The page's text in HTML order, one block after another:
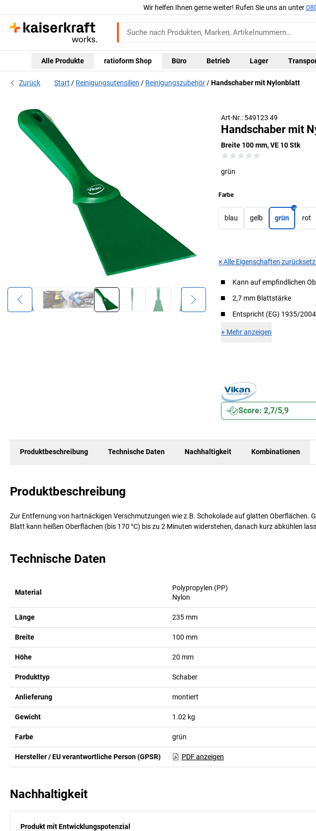
Wir helfen Ihnen gerne weiter! Rufen Sie uns an unter
Alle Produkte ratioform Shop Büro Betrieb Lager
Zurück Start Reinigungsutensilien Reinigungszubehör Handschaber mit Nylonblatt
Art-Nr.: 549123 49
Handschaber mit
Breite 100 mm, VE 10 Stk
grün
Farbe
blau gelb grün rot
×Alle Eigenschaften
Kann auf empfindlichen
2,7 mm Blattstärke
Entspricht (EG) 1935/
+ Mehr anzeigen
Score: 2,7/5,9
Produktbeschreibung Technische Daten Nachhaltigkeit Kombinationen
Produktbeschreibung
Zur Entfernung von hartnäckigen Verschmutzungen wie z.B. Schokolade auf glatten Oberflächen.
Blatt kann heißen Oberflächen (bis 170 °C) bis zu 2 Minuten widerstehen, danach kurz abkühlen
Technische Daten
Material
Polypropylen (PP)
Nylon
Länge 235 mm
Breite 100 mm
Höhe 20 mm
Produkttyp Schaber
Anlieferung montiert
Gewicht 1.02 kg
Farbe grün
Hersteller / EU verantwortliche Person (GPSR) PDF anzeigen
Nachhaltigkeit
Produkt mit Entwicklungspotenzial